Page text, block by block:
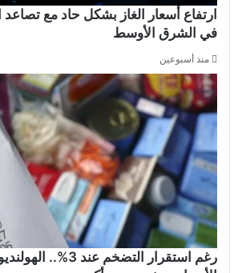
ارتفاع أسعار الغاز بشكل حاد مع تصاعد
في الشرق الأوسط
منذ أسبوعين
رغم استقرار التضخم